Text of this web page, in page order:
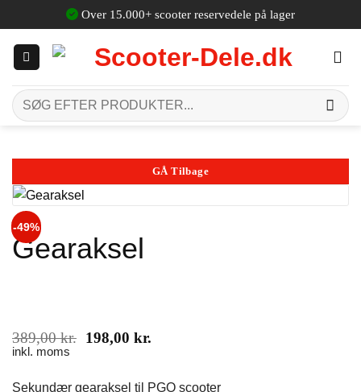
til
indhold
Over 15.000+ scooter reservedele på lager
Søg
efter:
GÅ Tilbage
-49%
Gearaksel
389,00kr. Den
var:
198,00 kr.Den
er:
inkl. moms
Sekundær gearaksel til PGO scooter